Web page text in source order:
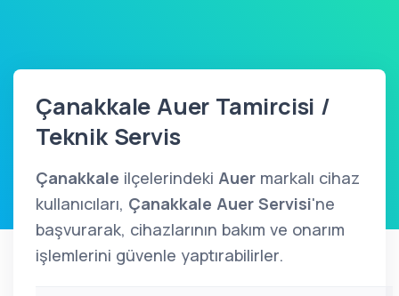
Çanakkale Auer Tamircisi /
Teknik Servis
Çanakkale ilçelerindeki Auer markalı cihaz
kullanıcıları, Çanakkale Auer Servisi'ne
başvurarak, cihazlarının bakım ve onarım
işlemlerini güvenle yaptırabilirler.